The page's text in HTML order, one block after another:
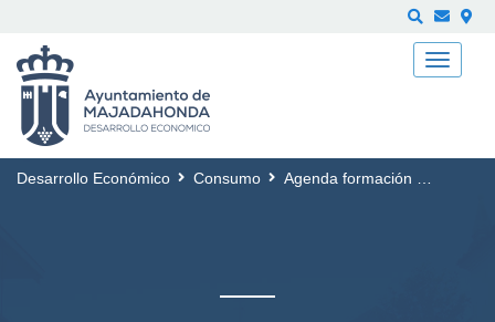
Desarrollo Económico Consumo Agenda formación al Consumidor